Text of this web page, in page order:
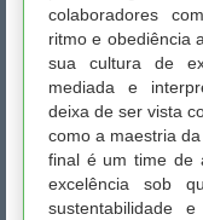
colaboradores
ritmo e obediência
sua cultura de
mediada e
deixa de ser vista
como a maestria
final é um time de
excelência sob
sustentabilidade